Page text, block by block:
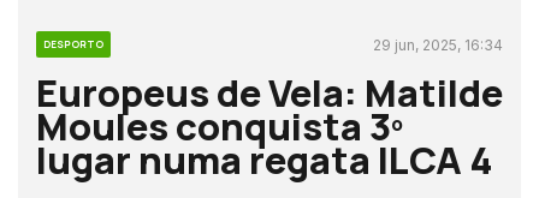
DESPORTO 29 jun, 2025, 16:34
Europeus de Vela: Matilde
Moules conquista 3º
lugar numa regata ILCA 4